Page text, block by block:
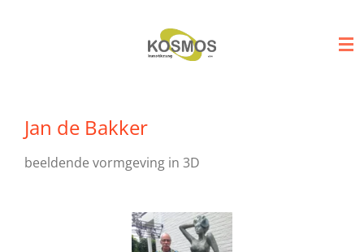
Jan de Bakker
beeldende vormgeving in 3D